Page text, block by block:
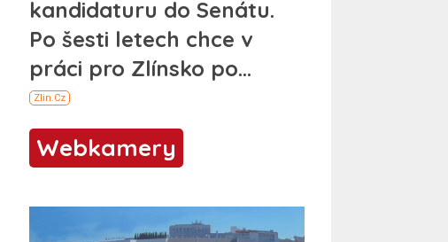
Webkamery